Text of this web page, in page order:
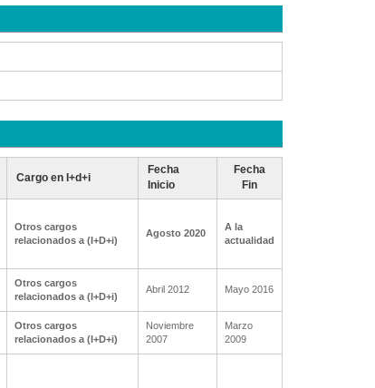
Cargo en I+d+i
Fecha
Inicio
Fecha
Fin
Otros cargos
relacionados a (I+D+i)
Agosto 2020
A la
actualidad
Otros cargos
relacionados a (I+D+i)
Abril 2012 Mayo 2016
Otros cargos
relacionados a (I+D+i)
Noviembre
2007
Marzo
2009